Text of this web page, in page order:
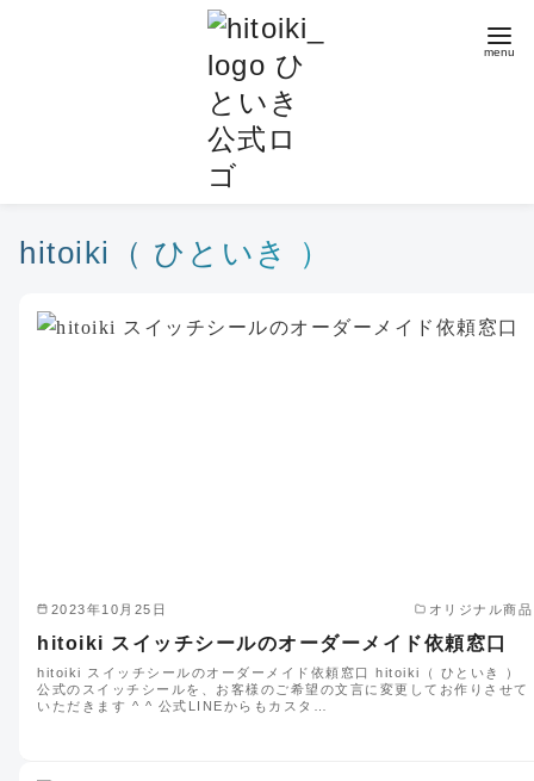
hitoiki（ ひといき ）
2023年10月25日 オリジナル商品
hitoiki スイッチシールのオーダーメイド依頼窓口
hitoiki スイッチシールのオーダーメイド依頼窓口 hitoiki（ ひといき ）
公式のスイッチシールを、お客様のご希望の文言に変更してお作りさせて
いただきます ^ ^ 公式LINEからもカスタ…